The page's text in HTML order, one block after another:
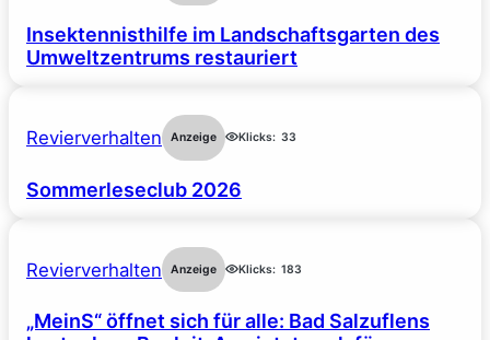
Insektennisthilfe im Landschaftsgarten des
Umweltzentrums restauriert
Revierverhalten Anzeige Klicks: 33
Sommerleseclub 2026
Revierverhalten Anzeige Klicks: 183
„MeinS“ öffnet sich für alle: Bad Salzuflens